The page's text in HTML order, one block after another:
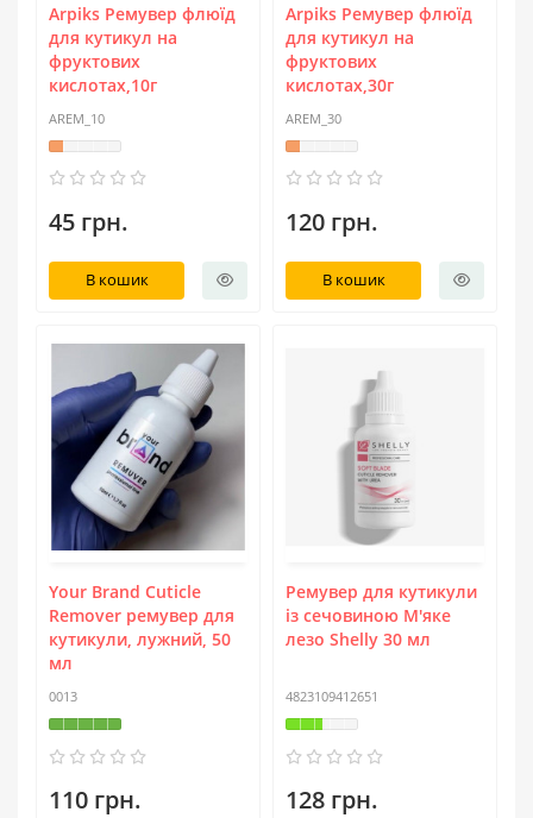
Arpiks Ремувер флюїд
для кутикул на
фруктових
кислотах,10г
AREM_10
45 грн.
В кошик
Arpiks Ремувер флюїд
для кутикул на
фруктових
кислотах,30г
AREM_30
120 грн.
В кошик
Your Brand Cuticle
Remover ремувер для
кутикули, лужний, 50
мл
0013
110 грн.
Ремувер для кутикули
із сечовиною М'яке
лезо Shelly 30 мл
4823109412651
128 грн.